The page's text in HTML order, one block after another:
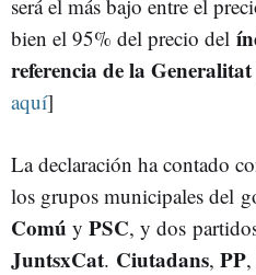
será el más bajo entre el
bien el 95% del precio del
referencia de la Generalitat
aquí]
La declaración ha contado
los grupos municipales del
Comú y PSC, y dos
JuntsxCat. Ciutadans, PP,